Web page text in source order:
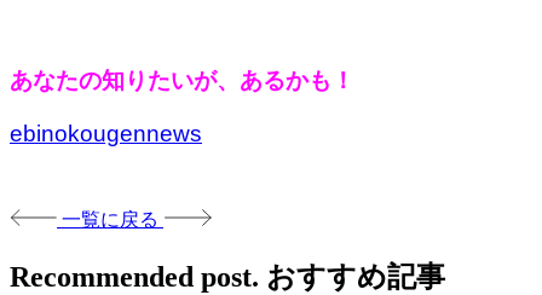
あなたの知りたいが、あるかも！
ebinokougennews
一覧に戻る
Recommended post. おすすめ記事